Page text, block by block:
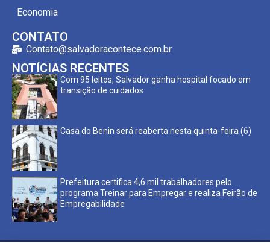
Economia
CONTATO
Contato@salvadoracontece.com.br
NOTÍCIAS RECENTES
Com 95 leitos, Salvador ganha hospital focado em
transição de cuidados
Casa do Benin será reaberta nesta quinta-feira (6)
Prefeitura certifica 4,6 mil trabalhadores pelo
programa Treinar para Empregar e realiza Feirão de
Empregabilidade